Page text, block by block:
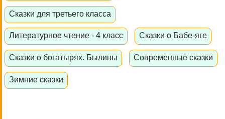
Сказки для третьего класса
Литературное чтение - 4 класс Сказки о Бабе-яге
Сказки о богатырях. Былины Современные сказки
Зимние сказки